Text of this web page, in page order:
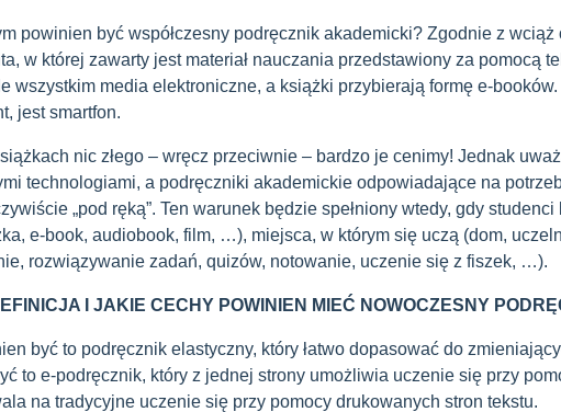
powinien być współczesny podręcznik akademicki? Zgodnie z
w której zawarty jest materiał nauczania przedstawiony za pomocą
wszystkim media elektroniczne, a książki przybierają formę e-
jest smartfon.
nic złego – wręcz przeciwnie – bardzo je cenimy! Jednak
technologiami, a podręczniki akademickie odpowiadające na
„pod ręką”. Ten warunek będzie spełniony wtedy, gdy
e-book, audiobook, film, …), miejsca, w którym się uczą (dom,
rozwiązywanie zadań, quizów, notowanie, uczenie się z fiszek, …).
I JAKIE CECHY POWINIEN MIEĆ NOWOCZESNY
być to podręcznik elastyczny, który łatwo dopasować do
to e-podręcznik, który z jednej strony umożliwia uczenie się przy
na tradycyjne uczenie się przy pomocy drukowanych stron tekstu.